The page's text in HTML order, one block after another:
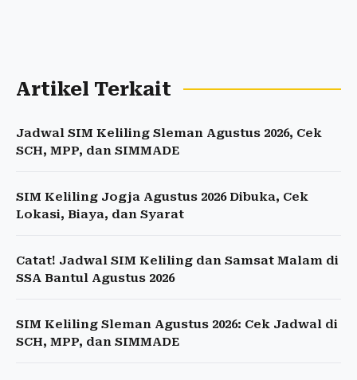
Artikel Terkait
Jadwal SIM Keliling Sleman Agustus 2026, Cek
SCH, MPP, dan SIMMADE
SIM Keliling Jogja Agustus 2026 Dibuka, Cek
Lokasi, Biaya, dan Syarat
Catat! Jadwal SIM Keliling dan Samsat Malam di
SSA Bantul Agustus 2026
SIM Keliling Sleman Agustus 2026: Cek Jadwal di
SCH, MPP, dan SIMMADE